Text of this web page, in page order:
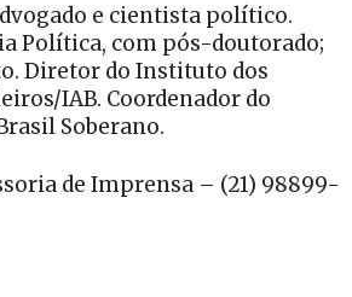
e cientista político.
Política, com pós-doutorado;
Diretor do Instituto dos
IAB. Coordenador do
Soberano.
de Imprensa – (21) 98899-